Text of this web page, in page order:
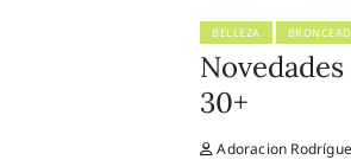
BELLEZA
30+
Adoracion